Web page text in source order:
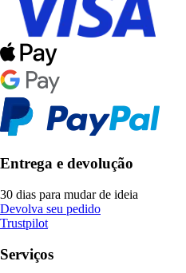
Entrega e devolução
30 dias para mudar de ideia
Devolva seu pedido
Trustpilot
Serviços